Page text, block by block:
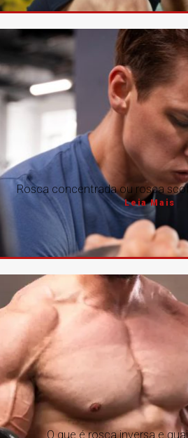
Rosca concentrada ou rosca
Leia Mais
O que é rosca inversa e